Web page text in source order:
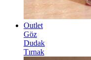
Outlet
Göz
Dudak
Tırnak